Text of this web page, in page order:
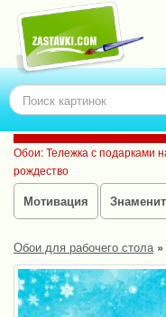
Обои: Тележка с подарками
рождество
Мотивация
Обои для рабочего стола»